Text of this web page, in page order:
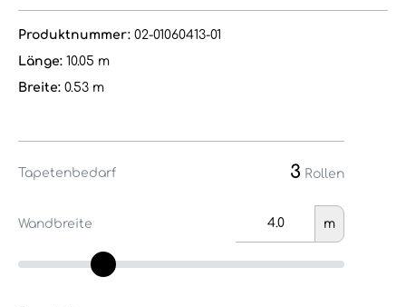
Produktnummer: 02-01060413-01
Länge: 10.05 m
Breite: 0.53 m
Tapetenbedarf 3 Rollen
Wandbreite m